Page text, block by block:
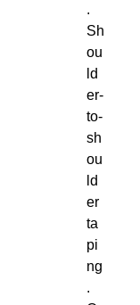
.
Sh
ou
ld
er-
to-
sh
ou
ld
er
ta
pi
ng
.